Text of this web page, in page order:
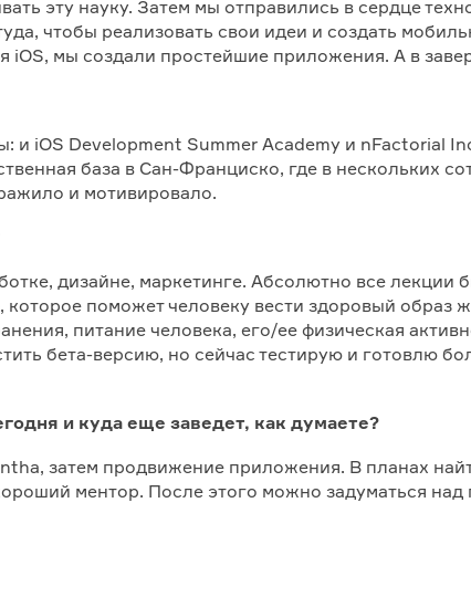
эту науку. Затем мы отправились в сердце
чтобы реализовать свои идеи и создать
iOS, мы создали простейшие приложения. А в
и iOS Development Summer Academy и nFactorial
база в Сан-Франциско, где в нескольких
и мотивировало.
дизайне, маркетинге. Абсолютно все
поможет человеку вести здоровый образ
питание человека, его/ее физическая
бета-версию, но сейчас тестирую и готовлю
и куда еще заведет, как думаете?
затем продвижение приложения. В планах
ментор. После этого можно задуматься